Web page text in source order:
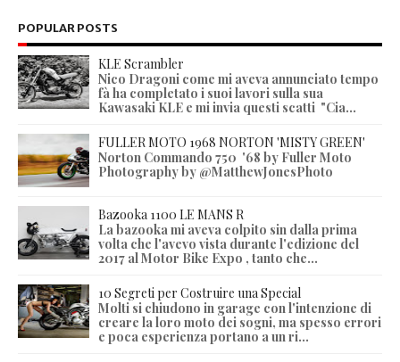
POPULAR POSTS
KLE Scrambler
Nico Dragoni come mi aveva annunciato tempo
fà ha completato i suoi lavori sulla sua
Kawasaki KLE e mi invia questi scatti "Cia...
FULLER MOTO 1968 NORTON 'MISTY GREEN'
Norton Commando 750 '68 by Fuller Moto
Photography by @MatthewJonesPhoto
Bazooka 1100 LE MANS R
La bazooka mi aveva colpito sin dalla prima
volta che l'avevo vista durante l'edizione del
2017 al Motor Bike Expo , tanto che...
10 Segreti per Costruire una Special
Molti si chiudono in garage con l'intenzione di
creare la loro moto dei sogni, ma spesso errori
e poca esperienza portano a un ri...